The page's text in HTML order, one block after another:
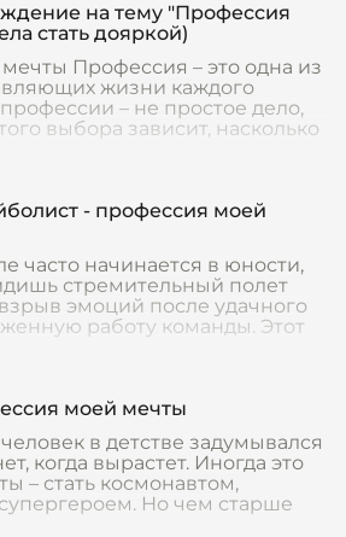
на тему "Профессия
стать дояркой)
Профессия – это одна из
жизни каждого
– не простое дело,
выбора зависит, насколько
- профессия моей
часто начинается в юности,
стремительный полет
эмоций после удачного
работу команды. Этот
моей мечты
в детстве задумывался
когда вырастет. Иногда это
– стать космонавтом,
Но чем старше